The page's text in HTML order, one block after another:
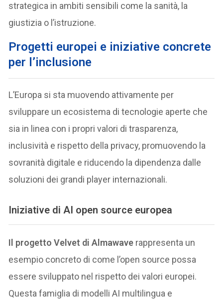
strategica in ambiti sensibili come la sanità, la
giustizia o l’istruzione.
Progetti europei e iniziative concrete
per l’inclusione
L’Europa si sta muovendo attivamente per
sviluppare un ecosistema di tecnologie aperte che
sia in linea con i propri valori di trasparenza,
inclusività e rispetto della privacy, promuovendo la
sovranità digitale e riducendo la dipendenza dalle
soluzioni dei grandi player internazionali.
Iniziative di AI open source europea
Il progetto Velvet di Almawave rappresenta un
esempio concreto di come l’open source possa
essere sviluppato nel rispetto dei valori europei.
Questa famiglia di modelli AI multilingua e